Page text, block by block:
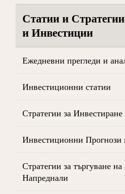
Статии и
и Инвестиции
Ежедневни прегледи и
Инвестиционни статии
Стратегии за Инвестиране
Инвестиционни Прогнози
Стратегии за търгуване
Напреднали